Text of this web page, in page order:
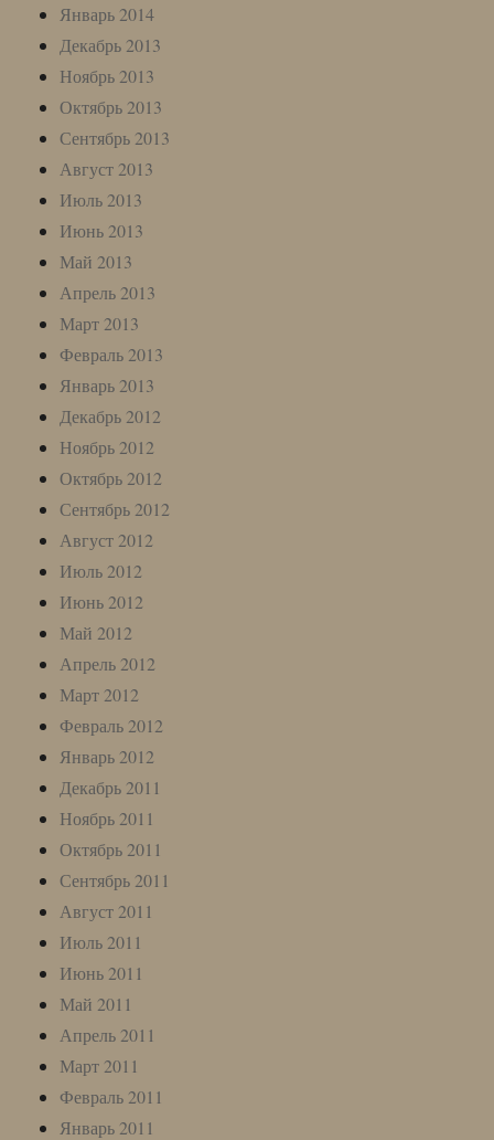
Январь 2014
Декабрь 2013
Ноябрь 2013
Октябрь 2013
Сентябрь 2013
Август 2013
Июль 2013
Июнь 2013
Май 2013
Апрель 2013
Март 2013
Февраль 2013
Январь 2013
Декабрь 2012
Ноябрь 2012
Октябрь 2012
Сентябрь 2012
Август 2012
Июль 2012
Июнь 2012
Май 2012
Апрель 2012
Март 2012
Февраль 2012
Январь 2012
Декабрь 2011
Ноябрь 2011
Октябрь 2011
Сентябрь 2011
Август 2011
Июль 2011
Июнь 2011
Май 2011
Апрель 2011
Март 2011
Февраль 2011
Январь 2011